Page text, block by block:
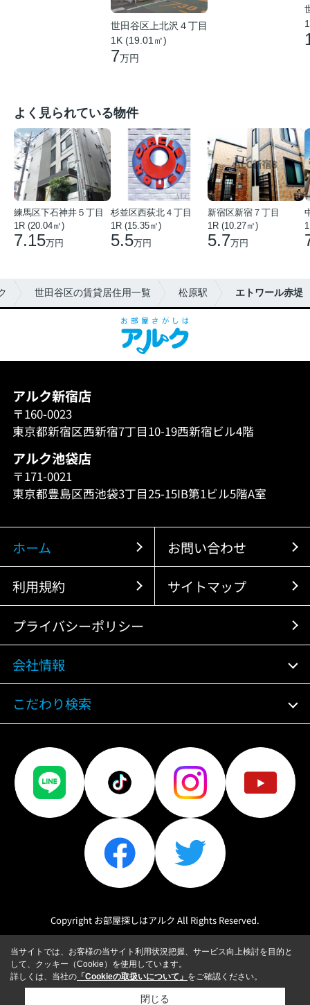
世田谷区上北沢４丁目
1K (19.01㎡)
7万円
よく見られている物件
練馬区下石神井５丁目
1R (20.04㎡)
7.15万円
杉並区西荻北４丁目
1R (15.35㎡)
5.5万円
新宿区新宿７丁目
1R (10.27㎡)
5.7万円
世田谷区の賃貸居住用一覧 松原駅 エトワール赤堤
アルク新宿店
〒160-0023
東京都新宿区西新宿7丁目10-19西新宿ビル4階
アルク池袋店
〒171-0021
東京都豊島区西池袋3丁目25-15IB第1ビル5階A室
ホーム お問い合わせ
利用規約 サイトマップ
プライバシーポリシー
会社情報
こだわり検索
Copyright お部屋探しはアルク All Rights Reserved.
当サイトでは、お客様の当サイト利用状況把握、サービス向上検討を目的と
して、クッキー（Cookie）を使用しています。
詳しくは、当社の 「Cookieの取扱いについて」 をご確認ください。
閉じる